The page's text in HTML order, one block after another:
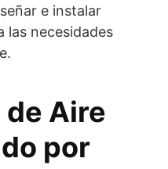
e instalar
las necesidades
Aire
por